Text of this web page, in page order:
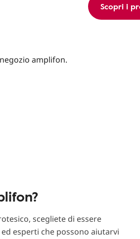
Scopri i
scegliete di essere
esperti che possono aiutarvi